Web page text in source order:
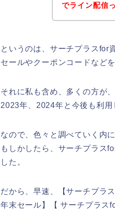
でライン配信
というのは、サーチプラスfor
セールやクーポンコードなど
それに私も含め、多くの方が
2023年、2024年と今後も利
なので、色々と調べていく内
もしかしたら、サーチプラス
した。
だから、早速、【サーチプラ
年末セール】【 サーチプラス